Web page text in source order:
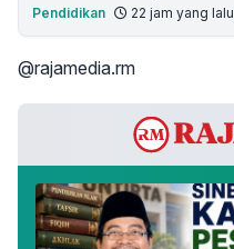
Pendidikan 22 jam yang lalu
@rajamedia.rm